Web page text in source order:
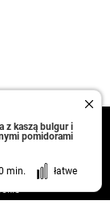
z kaszą bulgur i
pomidorami
min. łatwe